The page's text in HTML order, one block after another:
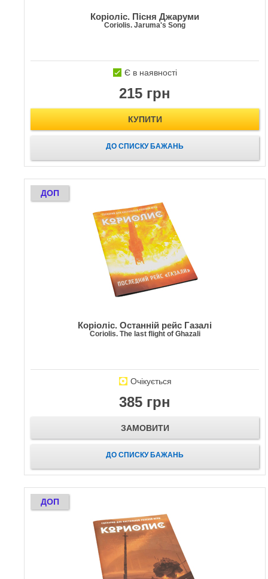
Коріоліс. Пісня Джаруми
Coriolis. Jaruma's Song
Є в наявності
215 грн
КУПИТИ
ДО СПИСКУ БАЖАНЬ
ДОП
Коріоліс. Останній рейс Газалі
Coriolis. The last flight of Ghazali
Очікується
385 грн
ЗАМОВИТИ
ДО СПИСКУ БАЖАНЬ
ДОП